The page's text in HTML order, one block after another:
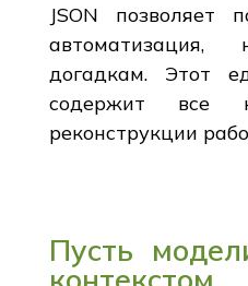
JSON позволяет
догадкам. Этот
содержит все
реконструкции
Пусть